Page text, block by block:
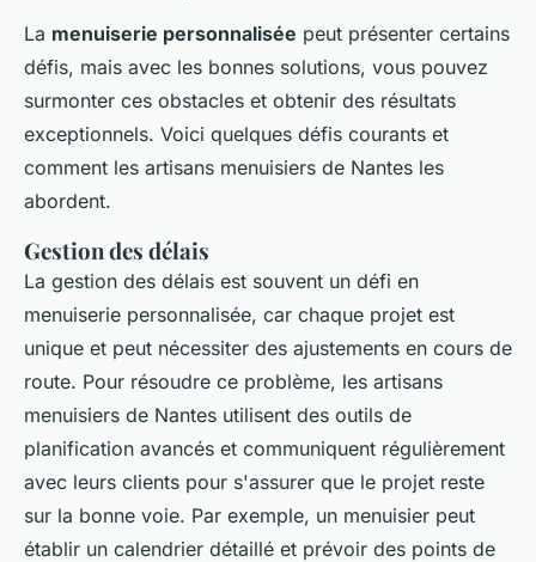
La menuiserie personnalisée peut présenter certains
défis, mais avec les bonnes solutions, vous pouvez
surmonter ces obstacles et obtenir des résultats
exceptionnels. Voici quelques défis courants et
comment les artisans menuisiers de Nantes les
abordent.
Gestion des délais
La gestion des délais est souvent un défi en
menuiserie personnalisée, car chaque projet est
unique et peut nécessiter des ajustements en cours de
route. Pour résoudre ce problème, les artisans
menuisiers de Nantes utilisent des outils de
planification avancés et communiquent régulièrement
avec leurs clients pour s'assurer que le projet reste
sur la bonne voie. Par exemple, un menuisier peut
établir un calendrier détaillé et prévoir des points de